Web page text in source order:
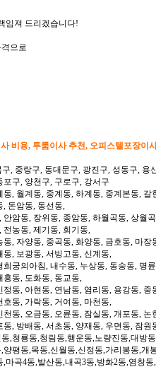
임져 드리겠습니다!
으로
비용, 투룸이사 추천, 오피스텔포장이
, 중랑구, 동대문구, 광진구, 성동구,
구, 양천구, 구로구, 강서구
, 월계동, 중계동, 하계동, 중계본동,
돈암동, 동선동,
암동, 장위동, 종암동, 하월곡동, 상월
농동, 제기동, 회기동,
, 자양동, 중곡동, 화양동, 금호동, 마
, 보광동, 서빙고동, 신계동,
궁의아침, 내수동, 누상동, 동숭동, 명
동, 도화동, 동교동,
동, 아현동, 연남동, 염리동, 용강동,
동, 가락동, 거여동, 마천동,
동, 오금동, 오륜동, 잠실동, 개포동,
, 방배동, 서초동, 양재동, 우면동, 잠원
,청룡동,청림동,행운동,노량진동,대방
평동,목동,신월동,신정동,가리봉동,개
마곡4동,발산동,내곡3동,방화2동,염창동